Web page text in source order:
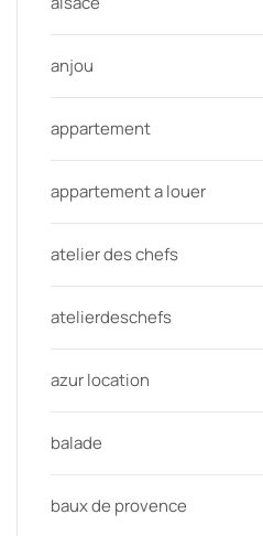
anjou
appartement
appartement a louer
atelier des chefs
atelierdeschefs
azur location
balade
baux de provence